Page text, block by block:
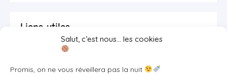
Salut, c’est nous… les cookies
Promis, on ne vous réveillera pas la nuit
Liens utiles
Se connecter/S'inscrire
FAQ / Livraison & accès